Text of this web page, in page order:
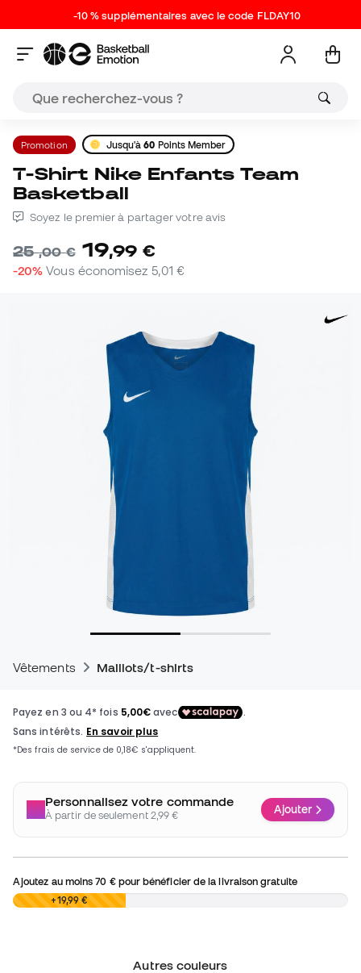
-10 % supplémentaires avec le code FLDAY10
Promotion Jusqu'à60 Points Member
T-Shirt Nike Enfants Team
Basketball
Soyez le premier à partager votre avis
25,00 € 19,99 €
-20% Vous économisez 5,01 €
Vêtements Maillots/t-shirts
Personnalisez votre commande
À partir de seulement 2,99 € Ajouter
Ajoutez au moins70 €pour bénéficier de la livraison gratuite
0,00 € +19,99 €
Autres couleurs